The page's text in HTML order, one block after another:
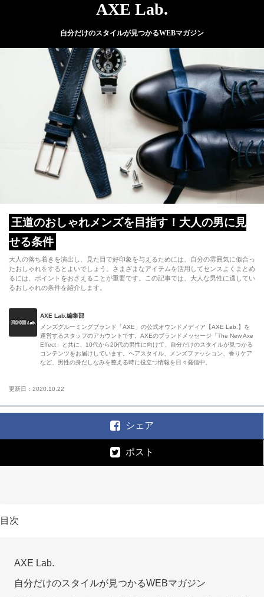
AXE Lab.
自分だけのスタイルが見つかるWEBマガジン
王道のおしゃれメンズを目指す！大人の男に見
せる条件
大人の落ち着きを演出し、見た目で好印象を与えるためには、自分の雰囲気に似合っ
たおしゃれをするとよいでしょう。さまざまなアイテムを活用してセンスよくまとめ
るには、ポイントをおさえることが重要です。この記事では、大人な男性に適してい
るおしゃれの条件を紹介します。
AXE Lab.編集部
メンズグルーミングブランド「AXE」の公式オウンドメディア【AXE Lab.】を
運営するスタッフのアカウントです。AXEのブランドメッセージ「The New Axe
Effect」と共に、10代から20代の男性に向けて、自分だけのスタイルが見つかる
コンテンツをお届けしています。ヘアスタイル、メンズファッション、香りケア
など、男性の身だしなみを整える時に役立つ情報を日々発信中。
更新日：2020.10.22
シェア
ポスト
目次
AXE Lab.
自分だけのスタイルが見つかるWEBマガジン